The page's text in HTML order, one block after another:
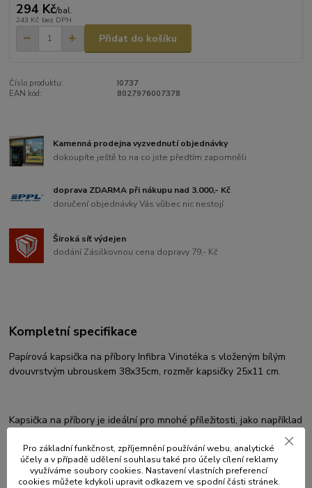
294 Kč/bal.
243 Kč bez DPH
Přidat do košíku
Číslo produktu:
I0737
EAN kód:
8027976007378
Kamenná prodejna vyzvednutí objednávky
dokoupíte ještě to na co jste předtím zapomněli
doprava ZDARMA při nákupu nad 3.000,- Kč
doručení objednávky Vás vůbec nic nestojí
Široká síť výdejen
dodání Zásilkovnou cena dopravy 79,- Kč
Kompletní specifikace
Papírová kapsička na příbory Infibra Vinotéka s vloženým bílým
dvouvrstvým ubrouskem 38x35cm, rozměr kapsičky 25x11 cm.
Kapsička na příbory je ideální pro mnohé příležitosti, jako například
pro snídaně, občerstvení v kavárnách, pro všechny gastronomické
provozy s venkovním občerstvením, na terasách v hotelech i
restauracích, pivnicích, vinotékách, bistrech. Vysoce kvalitní a
stylové.
Pro základní funkčnost, zpříjemnění používání webu, analytické
účely a v případě udělení souhlasu také pro účely cílení reklamy
využíváme soubory cookies. Nastavení vlastních preferencí
cookies můžete kdykoli upravit odkazem ve spodní části stránek.